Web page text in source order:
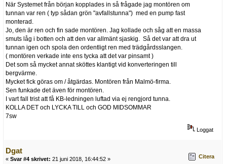
När Systemet från början kopplades in så frågade jag montören om
tunnan var ren ( typ sådan grön "avfallstunna") med en pump fast
monterad.
Jo, den är ren och fin sade montören. Jag kollade och såg att en massa
smuts låg i botten och att den var allmänt sjaskig. Så det var att dra ut
tunnan igen och spola den ordentligt ren med trädgårdsslangen.
( montören verkade inte ens tycka att det var pinsamt )
Det som så mycket annat sköttes klantigt vid konverteringen till
bergvärme.
Mycket fick göras om / åtgärdas. Montören från Malmö-firma.
Sen funkade det även för montören.
I vart fall trist att få KB-ledningen luftad via ej rengjord tunna.
KOLLA DET och LYCKA TILL och GOD MIDSOMMAR
7sw
Loggat
Dgat
« Svar #4 skrivet: 21 juni 2018, 16:44:52 » Citera